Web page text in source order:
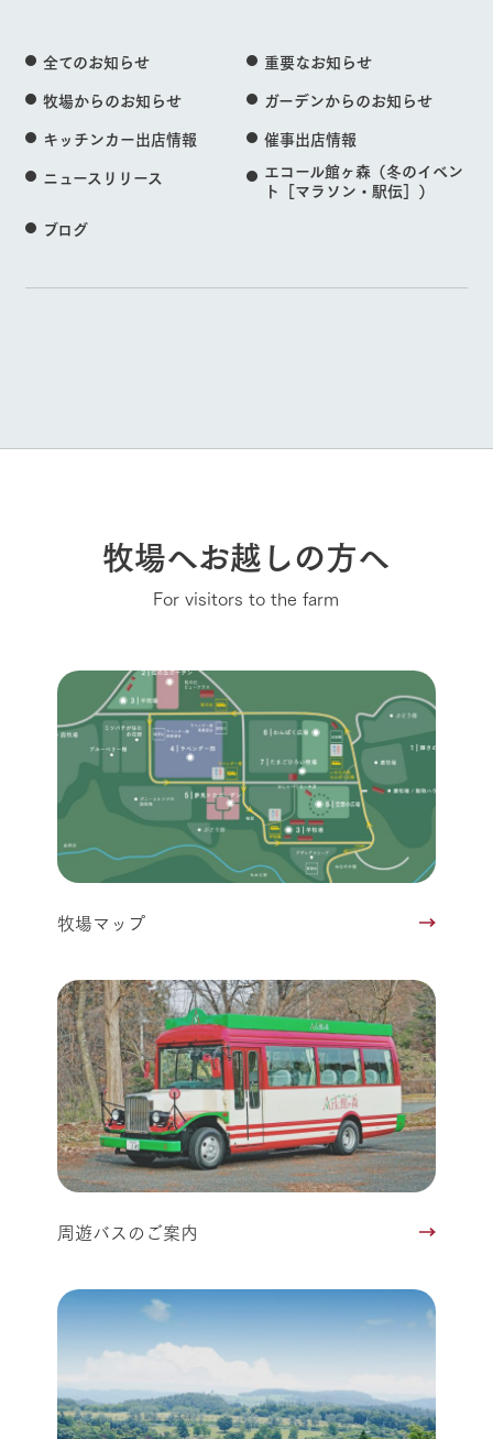
全てのお知らせ
重要なお知らせ
牧場からのお知らせ
ガーデンからのお知らせ
キッチンカー出店情報
催事出店情報
ニュースリリース
エコール館ヶ森（冬のイベン
ト［マラソン・駅伝］）
ブログ
牧場へお越しの方へ
For visitors to the farm
牧場マップ
周遊バスのご案内